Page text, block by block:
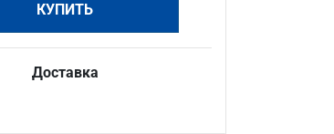
КУПИТЬ
Доставка